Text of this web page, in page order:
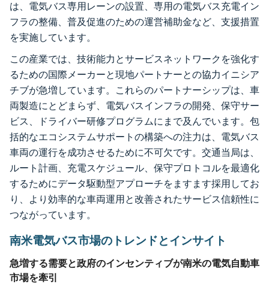
は、電気バス専用レーンの設置、専用の電気バス充電イン
フラの整備、普及促進のための運営補助金など、支援措置
を実施しています。
この産業では、技術能力とサービスネットワークを強化す
るための国際メーカーと現地パートナーとの協力イニシア
チブが急増しています。これらのパートナーシップは、車
両製造にとどまらず、電気バスインフラの開発、保守サー
ビス、ドライバー研修プログラムにまで及んでいます。包
括的なエコシステムサポートの構築への注力は、電気バス
車両の運行を成功させるために不可欠です。交通当局は、
ルート計画、充電スケジュール、保守プロトコルを最適化
するためにデータ駆動型アプローチをますます採用してお
り、より効率的な車両運用と改善されたサービス信頼性に
つながっています。
南米電気バス市場のトレンドとインサイト
急増する需要と政府のインセンティブが南米の電気自動車
市場を牽引